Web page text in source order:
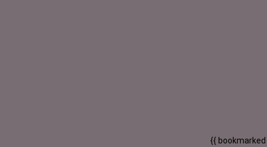
{{ bookmarked